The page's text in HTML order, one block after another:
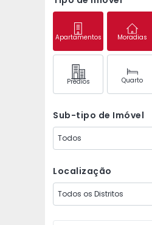
Apartamentos Moradias
Prédios Quarto
Sub-tipo de Imóvel
Todos
Localização
Todos os Distritos